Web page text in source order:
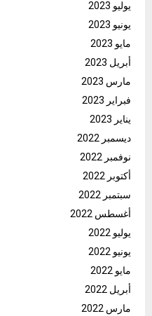
يوليو 2023
يونيو 2023
مايو 2023
أبريل 2023
مارس 2023
فبراير 2023
يناير 2023
ديسمبر 2022
نوفمبر 2022
أكتوبر 2022
سبتمبر 2022
أغسطس 2022
يوليو 2022
يونيو 2022
مايو 2022
أبريل 2022
مارس 2022